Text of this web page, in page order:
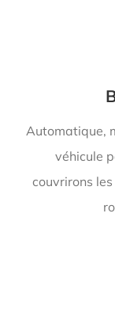
Automatique,
véhicule
couvrirons